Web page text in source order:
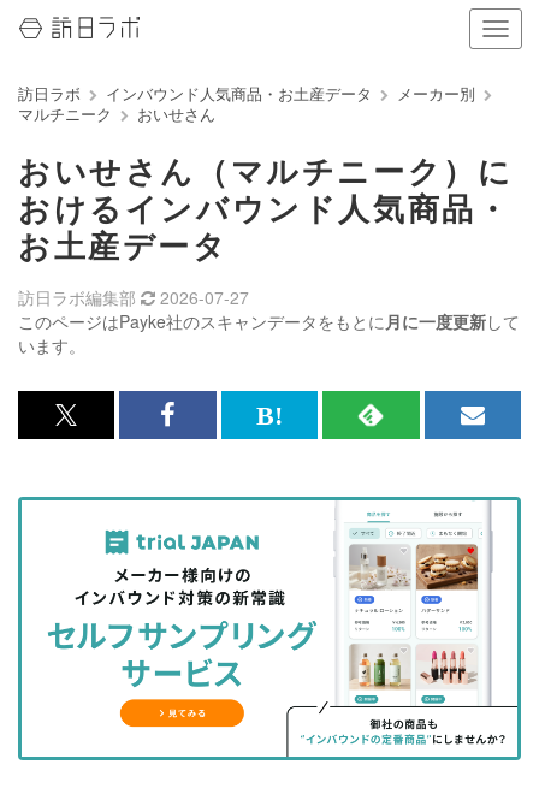
ナ
ビ
ン
の
り
る
訪日ラボ インバウンド人気商品・お土産データ
メーカー別
マルチニーク
おいせさん
おいせさん（マルチニーク）に
おけるインバウンド人気商品・
お土産データ
このページはPayke社のスキャンデータをもとに月に一度更新して
います。
訪日ラボ編集部 2026-07-27
x<br>
記
を
シ
ェ
る
Facebook<br>
記
事
を
シ
ェ
ア
す
る
は
な
ッ
ク
マ
に
RSS
記
事
を
購
読
す
る
メ
マ
ガ
登
録
す
る